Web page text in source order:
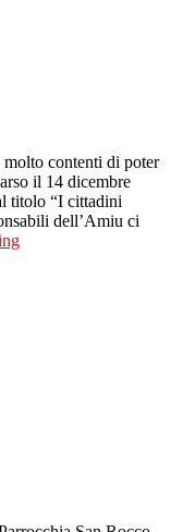
contenti di poter
il 14 dicembre
titolo “I cittadini
dell’Amiu ci